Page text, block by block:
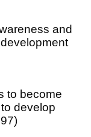
and
to become
develop